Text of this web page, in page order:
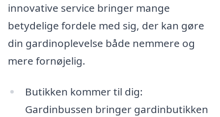
innovative service bringer mange
betydelige fordele med sig, der kan gøre
din gardinoplevelse både nemmere og
mere fornøjelig.
Butikken kommer til dig:
Gardinbussen bringer gardinbutikken